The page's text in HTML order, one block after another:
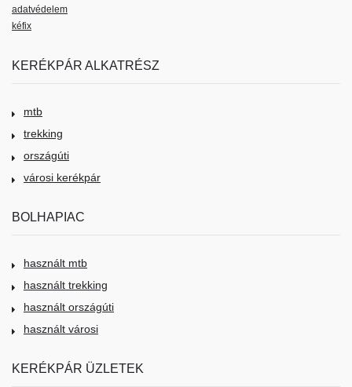
adatvédelem
kéfix
KERÉKPÁR ALKATRÉSZ
mtb
trekking
országúti
városi kerékpár
BOLHAPIAC
használt mtb
használt trekking
használt országúti
használt városi
KERÉKPÁR ÜZLETEK